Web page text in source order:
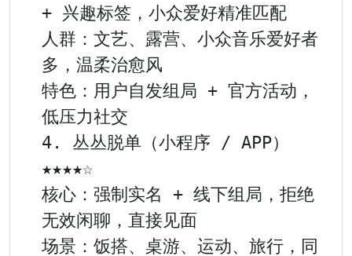
+ 兴趣标签，小众爱好精准匹配
人群：文艺、露营、小众音乐爱好者
多，温柔治愈风
特色：用户自发组局 + 官方活动，
低压力社交
4. 丛丛脱单（小程序 / APP）
★★★★☆
核心：强制实名 + 线下组局，拒绝
无效闲聊，直接见面
场景：饭搭、桌游、运动、旅行，同